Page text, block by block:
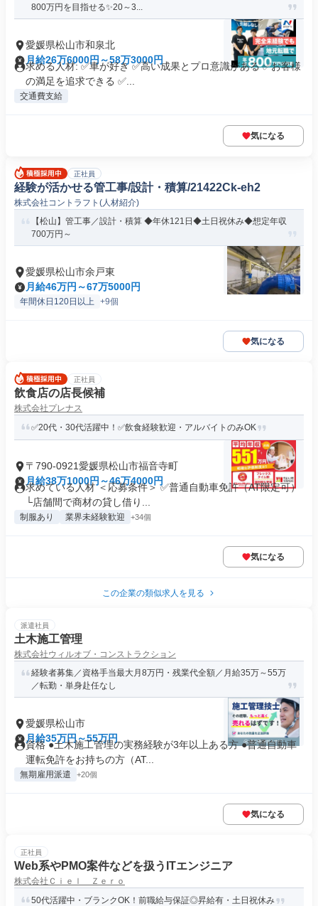
800万円を目指せる✨20～3...
愛媛県松山市和泉北
月給26万6000円～58万3000円
求める人材: ✅車が好き ✅高い成果とプロ意識がある ✅お客様
の満足を追求できる ✅...
交通費支給
気になる
正社員
経験が活かせる管工事/設計・積算/21422Ck-eh2
株式会社コントラフト(人材紹介)
【松山】管工事／設計・積算 ◆年休121日◆土日祝休み◆想定年収
700万円～
愛媛県松山市余戸東
月給46万円～67万5000円
年間休日120日以上 +9個
気になる
正社員
飲食店の店長候補
株式会社プレナス
✅20代・30代活躍中！✅飲食経験歓迎・アルバイトのみOK
〒790-0921愛媛県松山市福音寺町
月給38万1000円～46万4000円
求めている人材 ＜応募条件＞ ✅普通自動車免許（AT限定可）
└店舗間で商材の貸し借り...
制服あり 業界未経験歓迎 +34個
気になる
この企業の類似求人を見る
派遣社員
土木施工管理
株式会社ウィルオブ・コンストラクション
経験者募集／資格手当最大月8万円・残業代全額／月給35万～55万
／転勤・単身赴任なし
愛媛県松山市
月給35万円～55万円
資格 ●土木施工管理の実務経験が3年以上ある方 ●普通自動車
運転免許をお持ちの方（AT...
無期雇用派遣 +20個
気になる
正社員
Web系やPMO案件などを扱うITエンジニア
株式会社Ｃｉｅｌ Ｚｅｒｏ
50代活躍中・ブランクOK！前職給与保証◎昇給有・土日祝休み